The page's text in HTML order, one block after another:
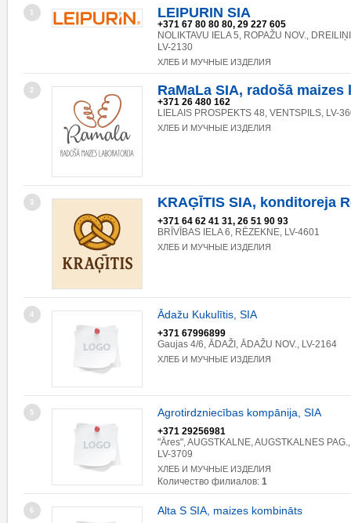
1 LEIPURIN SIA
+371 67 80 80 80, 29 227 605
NOLIKTAVU IELA 5, ROPAŽU NOV.,
LV-2130
ХЛЕБ И МУЧНЫЕ ИЗДЕЛИЯ
2 RaMaLa SIA, radošā
+371 26 480 162
LIELAIS PROSPEKTS 48, VENTSPILS, LV-
ХЛЕБ И МУЧНЫЕ ИЗДЕЛИЯ
3 KRAĢĪTIS SIA, konditoreja
+371 64 62 41 31, 26 51 90 93
BRĪVĪBAS IELA 6, RĒZEKNE, LV-4601
ХЛЕБ И МУЧНЫЕ ИЗДЕЛИЯ
4 Ādažu Kukulītis, SIA
+371 67996899
Gaujas 4/6, ĀDAŽI, ĀDAŽU NOV., LV-2164
ХЛЕБ И МУЧНЫЕ ИЗДЕЛИЯ
5 Agrotirdzniecības kompānija, SIA
+371 29256981
"Āres", AUGSTKALNE, AUGSTKALNES
LV-3709
ХЛЕБ И МУЧНЫЕ ИЗДЕЛИЯ
Количество филиалов: 1
6 Alta S SIA, maizes kombināts